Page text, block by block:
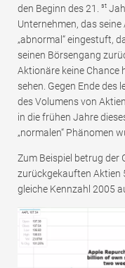
den Beginn des 21.
st
Unternehmen, das
„abnormal“ eingestuft,
seinen Börsengang
Aktionäre keine Chance
sehen. Gegen Ende
des Volumens von
in die frühen Jahre
„normalen“ Phänomen
Zum Beispiel betrug der
zurückgekauften Aktien
gleiche Kennzahl 2005